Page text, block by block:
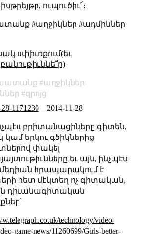
ուպուծիւ՜։
#աղջիկներ #ադմիններ
սփիւռքում(եւ
աղջիկներ
զրոյց
1171230– 2014-11-28
բրիտանացիները գիտեն,
կամ երկու գծիկներից
փակել
եւ այն, ինչպէս
մեդիան հրապարակում է
հետ մէկտեղ ոչ գիտական,
դիւանագիտական
technology/video-
game-news/11260699/Girls-better-